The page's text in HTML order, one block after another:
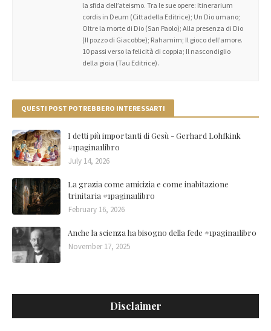
la sfida dell’ateismo. Tra le sue opere: Itinerarium
cordis in Deum (Cittadella Editrice); Un Dio umano;
Oltre la morte di Dio (San Paolo); Alla presenza di Dio
(Il pozzo di Giacobbe); Rahamim; Il gioco dell’amore.
10 passi verso la felicità di coppia; Il nascondiglio
della gioia (Tau Editrice).
QUESTI POST POTREBBERO INTERESSARTI
I detti più importanti di Gesù - Gerhard Lohfkink
#1pagina1libro
July 14, 2026
La grazia come amicizia e come inabitazione
trinitaria #1pagina1libro
February 16, 2026
Anche la scienza ha bisogno della fede #1pagina1libro
November 17, 2025
Disclaimer